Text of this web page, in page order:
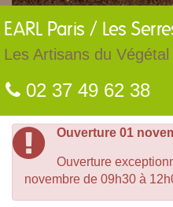
EARL Paris / Les
Les Artisans du Végétal
02 37 49 62 38
Ouverture 01
Ouverture
novembre de 09h30 à